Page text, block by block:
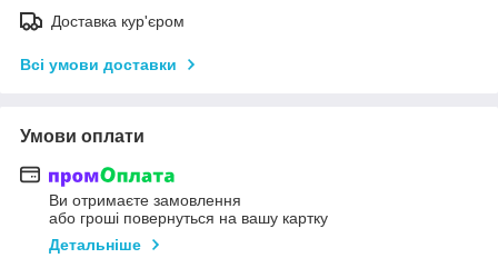
Доставка кур'єром
Всі умови доставки
Умови оплати
Ви отримаєте замовлення
або гроші повернуться на вашу картку
Детальніше